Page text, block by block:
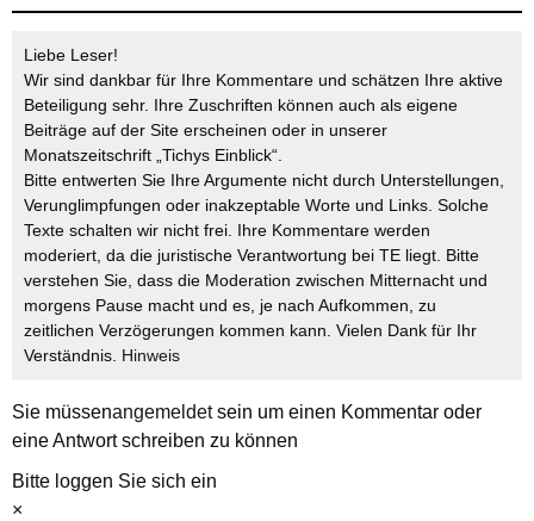
Liebe Leser!
Wir sind dankbar für Ihre Kommentare und schätzen Ihre aktive
Beteiligung sehr. Ihre Zuschriften können auch als eigene
Beiträge auf der Site erscheinen oder in unserer
Monatszeitschrift „Tichys Einblick“.
Bitte entwerten Sie Ihre Argumente nicht durch Unterstellungen,
Verunglimpfungen oder inakzeptable Worte und Links. Solche
Texte schalten wir nicht frei. Ihre Kommentare werden
moderiert, da die juristische Verantwortung bei TE liegt. Bitte
verstehen Sie, dass die Moderation zwischen Mitternacht und
morgens Pause macht und es, je nach Aufkommen, zu
zeitlichen Verzögerungen kommen kann. Vielen Dank für Ihr
Verständnis. Hinweis
Sie müssenangemeldetsein um einen Kommentar oder
eine Antwort schreiben zu können
Bitte loggen Sie sich ein
×